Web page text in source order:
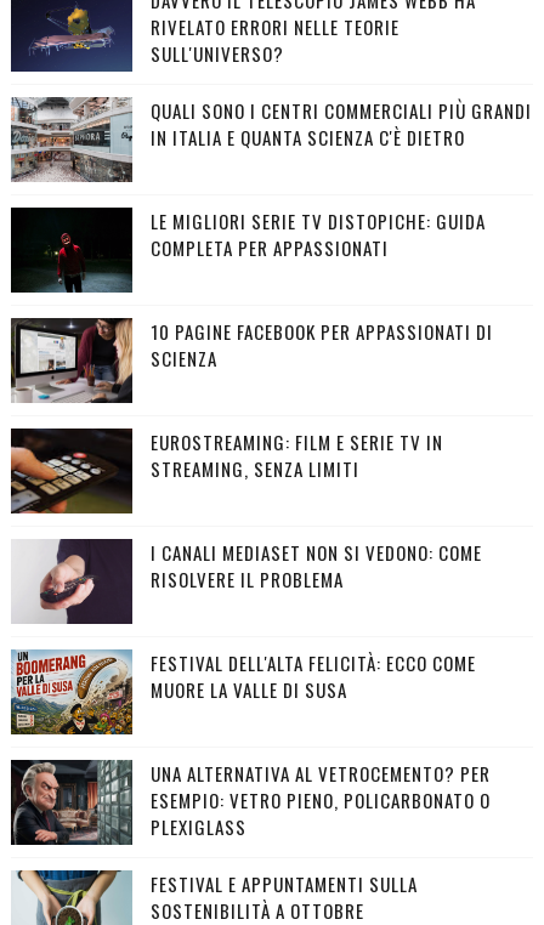
RIVELATO ERRORI NELLE TEORIE
SULL'UNIVERSO?
QUALI SONO I CENTRI COMMERCIALI PIÙ GRANDI
IN ITALIA E QUANTA SCIENZA C'È DIETRO
LE MIGLIORI SERIE TV DISTOPICHE: GUIDA
COMPLETA PER APPASSIONATI
10 PAGINE FACEBOOK PER APPASSIONATI DI
SCIENZA
EUROSTREAMING: FILM E SERIE TV IN
STREAMING, SENZA LIMITI
I CANALI MEDIASET NON SI VEDONO: COME
RISOLVERE IL PROBLEMA
FESTIVAL DELL'ALTA FELICITÀ: ECCO COME
MUORE LA VALLE DI SUSA
UNA ALTERNATIVA AL VETROCEMENTO? PER
ESEMPIO: VETRO PIENO, POLICARBONATO O
PLEXIGLASS
FESTIVAL E APPUNTAMENTI SULLA
SOSTENIBILITÀ A OTTOBRE